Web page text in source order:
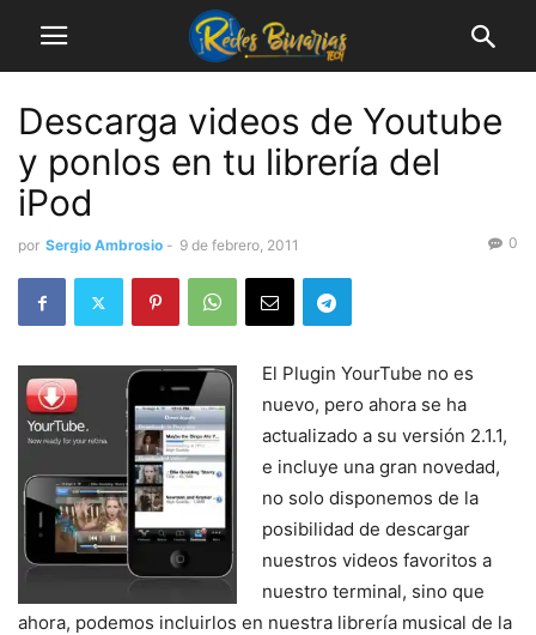
Descarga videos de Youtube
y ponlos en tu librería del
iPod
por Sergio Ambrosio - 9 de febrero, 2011 0
El Plugin YourTube no es
nuevo, pero ahora se ha
actualizado a su versión 2.1.1,
e incluye una gran novedad,
no solo disponemos de la
posibilidad de descargar
nuestros videos favoritos a
nuestro terminal, sino que
ahora, podemos incluirlos en nuestra librería musical de la